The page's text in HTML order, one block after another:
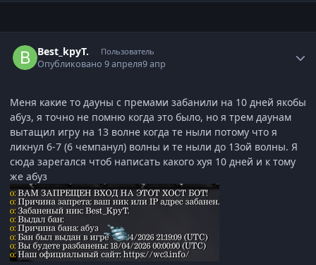
Best_kpyT. Пользователь
Опубликовано9 апреля9 апр
Меня какие то дауны с премами забанили на 10 дней якобы
абуз, я точно не помню когда это было, но я трем даунам
вытащил игру на 13 волне когда те ныли потому что я
ликнул 6-7 (6 чемпанул) волны и те ныли до 13ой волны. Я
сюда зарегался чтоб написать какого хуя 10 дней и к тому
же абуз